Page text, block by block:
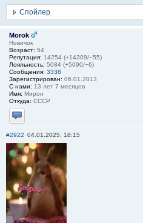
Спойлер
Morok
Новичок
Возраст: 54
Репутация: 14254 (+14309/−55)
Лояльность: 5084 (+5090/−6)
Сообщения: 3338
Зарегистрирован: 06.01.2013
С нами: 13 лет 7 месяцев
Имя: Мирон
Откуда: СССР
Отправить личное сообщение
#2922 04.01.2025, 18:15